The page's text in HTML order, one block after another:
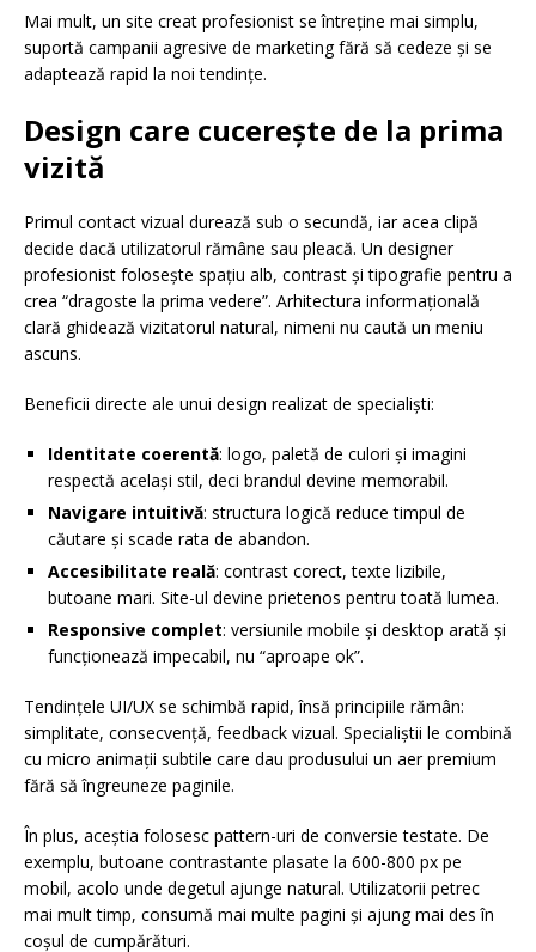
Mai mult, un site creat profesionist se întreține mai simplu,
suportă campanii agresive de marketing fără să cedeze și se
adaptează rapid la noi tendințe.
Design care cucerește de la prima
vizită
Primul contact vizual durează sub o secundă, iar acea clipă
decide dacă utilizatorul rămâne sau pleacă. Un designer
profesionist folosește spațiu alb, contrast și tipografie pentru a
crea “dragoste la prima vedere”. Arhitectura informațională
clară ghidează vizitatorul natural, nimeni nu caută un meniu
ascuns.
Beneficii directe ale unui design realizat de specialiști:
Identitate coerentă: logo, paletă de culori și imagini
respectă același stil, deci brandul devine memorabil.
Navigare intuitivă: structura logică reduce timpul de
căutare și scade rata de abandon.
Accesibilitate reală: contrast corect, texte lizibile,
butoane mari. Site-ul devine prietenos pentru toată lumea.
Responsive complet: versiunile mobile și desktop arată și
funcționează impecabil, nu “aproape ok”.
Tendințele UI/UX se schimbă rapid, însă principiile rămân:
simplitate, consecvență, feedback vizual. Specialiștii le combină
cu micro animații subtile care dau produsului un aer premium
fără să îngreuneze paginile.
În plus, aceștia folosesc pattern-uri de conversie testate. De
exemplu, butoane contrastante plasate la 600-800 px pe
mobil, acolo unde degetul ajunge natural. Utilizatorii petrec
mai mult timp, consumă mai multe pagini și ajung mai des în
coșul de cumpărături.